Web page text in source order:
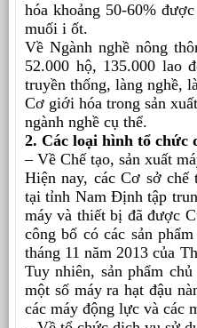
hóa khoảng 50-60%
muối i ốt.
Về Ngành nghề nông
52.000 hộ, 135.000 lao
truyền thống, làng nghề,
Cơ giới hóa trong sản
ngành nghề cụ thể.
2. Các loại hình tổ chức
– Về Chế tạo, sản xuất
Hiện nay, các Cơ sở chế
tại tỉnh Nam Định tập
máy và thiết bị đã được
công bố có các sản
tháng 11 năm 2013 của
Tuy nhiên, sản phẩm
một số máy ra hạt đậu
các máy động lực và các